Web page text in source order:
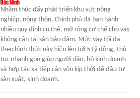
Nhằm thúc đẩy phát triển khu vực nông
nghiệp, nông thôn, Chính phủ đã ban hành
nhiều quy định cụ thể, mở rộng cơ chế cho vay
không cần tài sản bảo đảm. Mức vay tối đa
theo hình thức này hiện lên tới 5 tỷ đồng, thủ
tục nhanh gọn giúp người dân, hộ kinh doanh
và hợp tác xã tiếp cận vốn kịp thời để đầu tư
sản xuất, kinh doanh.